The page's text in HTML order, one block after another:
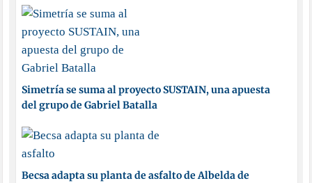
Simetría se suma al proyecto SUSTAIN, una apuesta
del grupo de Gabriel Batalla
Becsa adapta su planta de asfalto de Albelda de